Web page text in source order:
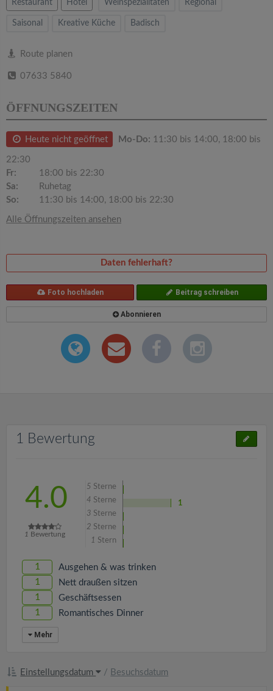
Restaurant Hotel Weinspezialitäten Regional
Saisonal Kreative Küche Badisch
Route planen
07633 5840
ÖFFNUNGSZEITEN
Heute nicht geöffnet Mo-Do: 11:30 bis 14:00, 18:00 bis
22:30
Fr:
18:00 bis 22:30
Sa:
Ruhetag
So:
11:30 bis 14:00, 18:00 bis 22:30
Alle Öffnungszeiten ansehen
Daten fehlerhaft?
Foto hochladen Beitrag schreiben
Abonnieren
1 Bewertung
4.0
1 Bewertung
5 Sterne
4 Sterne
1
3 Sterne
2 Sterne
1 Stern
1 Ausgehen & was trinken
1 Nett draußen sitzen
1 Geschäftsessen
1 Romantisches Dinner
Mehr
Einstellungsdatum / Besuchsdatum
t
i